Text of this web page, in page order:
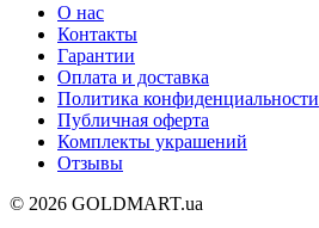
О нас
Контакты
Гарантии
Оплата и доставка
Политика конфиденциальности
Публичная оферта
Комплекты украшений
Отзывы
© 2026 GOLDMART.ua